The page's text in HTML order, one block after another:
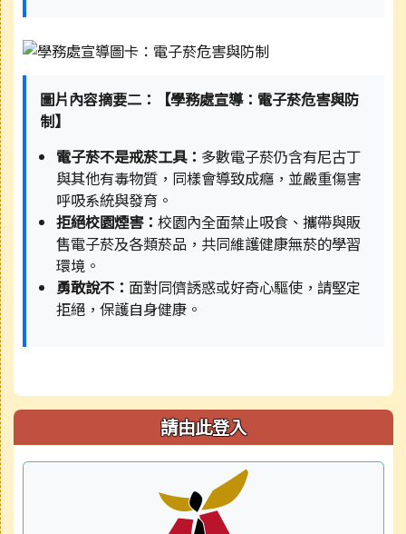
圖片內容摘要二：【學務處宣導：電子菸危害與防
制】
電子菸不是戒菸工具： 多數電子菸仍含有尼古丁
與其他有毒物質，同樣會導致成癮，並嚴重傷害
呼吸系統與發育。
拒絕校園煙害：校園內全面禁止吸食、攜帶與販
售電子菸及各類菸品，共同維護健康無菸的學習
環境。
勇敢說不： 面對同儕誘惑或好奇心驅使，請堅定
拒絕，保護自身健康。
請由此登入